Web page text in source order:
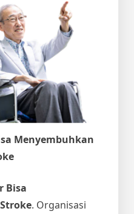
Menyembuhkan
Bisa
. Organisasi